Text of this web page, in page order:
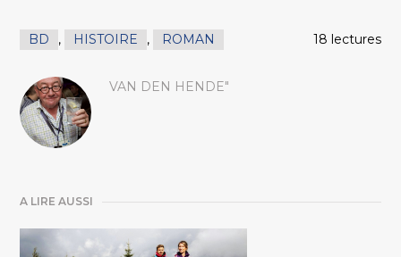
BD , HISTOIRE , ROMAN 18 lectures
VAN DEN HENDE"
A LIRE AUSSI